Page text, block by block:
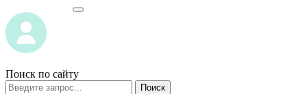
Поиск по сайту
Поиск